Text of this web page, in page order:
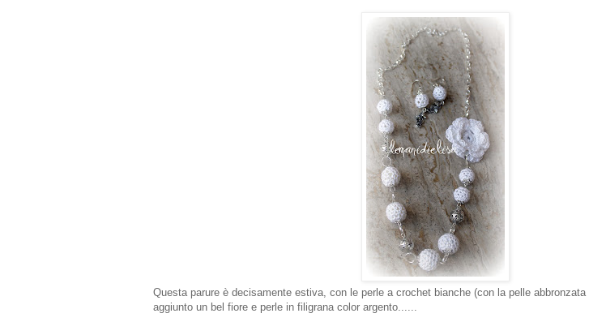
Questa parure è decisamente estiva, con le perle a crochet bianche (con la pelle
aggiunto un bel fiore e perle in filigrana color argento......